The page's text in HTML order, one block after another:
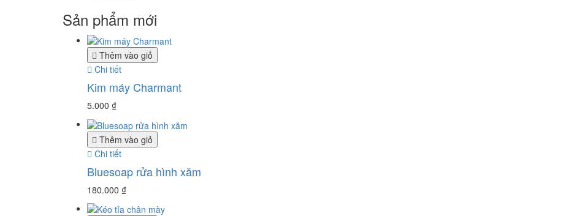
Sản phẩm mới
Thêm vào giỏ
Chi tiết
Kim máy Charmant
5.000 ₫
Thêm vào giỏ
Chi tiết
Bluesoap rửa hình xăm
180.000 ₫